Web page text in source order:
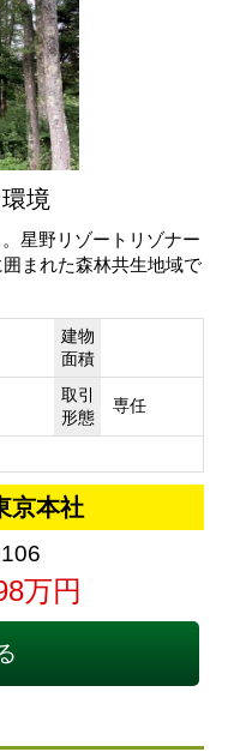
境
星野リゾートリゾナー
まれた森林共生地域で
建物
面積
取引
形態
専任
京本社
万円